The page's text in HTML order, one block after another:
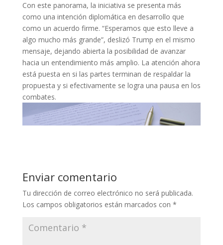
Con este panorama, la iniciativa se presenta más
como una intención diplomática en desarrollo que
como un acuerdo firme. “Esperamos que esto lleve a
algo mucho más grande”, deslizó Trump en el mismo
mensaje, dejando abierta la posibilidad de avanzar
hacia un entendimiento más amplio. La atención ahora
está puesta en si las partes terminan de respaldar la
propuesta y si efectivamente se logra una pausa en los
combates.
Enviar comentario
Tu dirección de correo electrónico no será publicada.
Los campos obligatorios están marcados con *